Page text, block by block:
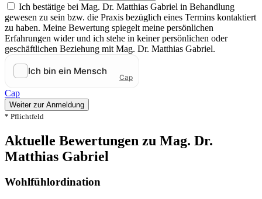
Ich bestätige bei Mag. Dr. Matthias Gabriel in Behandlung
gewesen zu sein bzw. die Praxis bezüglich eines Termins kontaktiert
zu haben. Meine Bewertung spiegelt meine persönlichen
Erfahrungen wider und ich stehe in keiner persönlichen oder
geschäftlichen Beziehung mit Mag. Dr. Matthias Gabriel.
Cap
Weiter zur Anmeldung
* Pflichtfeld
Aktuelle Bewertungen zu Mag. Dr.
Matthias Gabriel
Wohlfühlordination